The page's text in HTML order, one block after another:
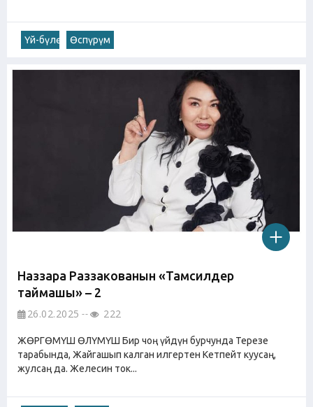
Үй-бүлө Өспүрүм
Наззара Раззакованын «Тамсилдер
таймашы» – 2
26.02.2025 222
ЖӨРГӨМҮШ ӨЛҮМҮШ Бир чоң үйдүн бурчунда Терезе
тарабында, Жайгашып калган илгертен Кетпейт куусаң,
жулсаң да. Желесин ток...